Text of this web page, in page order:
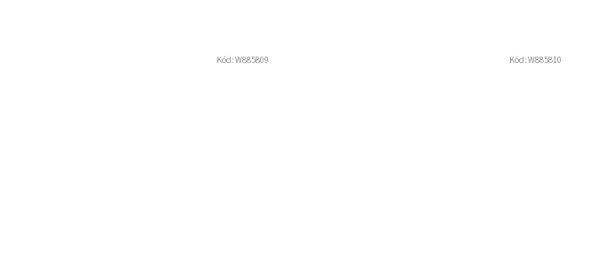
Kód:W885809 Kód:W885810